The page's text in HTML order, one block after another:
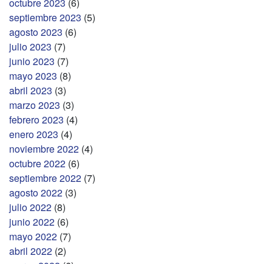
octubre 2023 (6)
septiembre 2023 (5)
agosto 2023 (6)
julio 2023 (7)
junio 2023 (7)
mayo 2023 (8)
abril 2023 (3)
marzo 2023 (3)
febrero 2023 (4)
enero 2023 (4)
noviembre 2022 (4)
octubre 2022 (6)
septiembre 2022 (7)
agosto 2022 (3)
julio 2022 (8)
junio 2022 (6)
mayo 2022 (7)
abril 2022 (2)